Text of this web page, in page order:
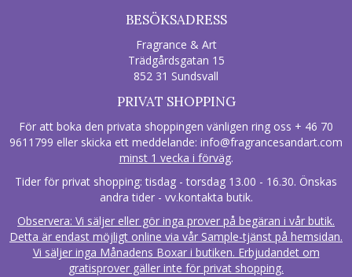
BESÖKSADRESS
Fragrance & Art
Trädgårdsgatan 15
852 31 Sundsvall
PRIVAT SHOPPING
För att boka den privata shoppingen vänligen ring oss + 46 70
9611799 eller skicka ett meddelande: info@fragrancesandart.com
minst 1 vecka i förväg.
Tider för privat shopping: tisdag - torsdag 13.00 - 16.30. Önskas
andra tider - vv.kontakta butik.
Observera: Vi säljer eller gör inga prover på begäran i vår butik.
Detta är endast möjligt online via vår Sample-tjänst på hemsidan.
Vi säljer inga Månadens Boxar i butiken. Erbjudandet om
gratisprover gäller inte för privat shopping.